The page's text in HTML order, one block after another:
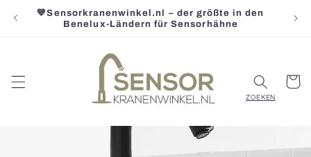
Direkt
💙Sensorkranenwinkel.nl – der größte in den
Benelux-Ländern für Sensorhähne